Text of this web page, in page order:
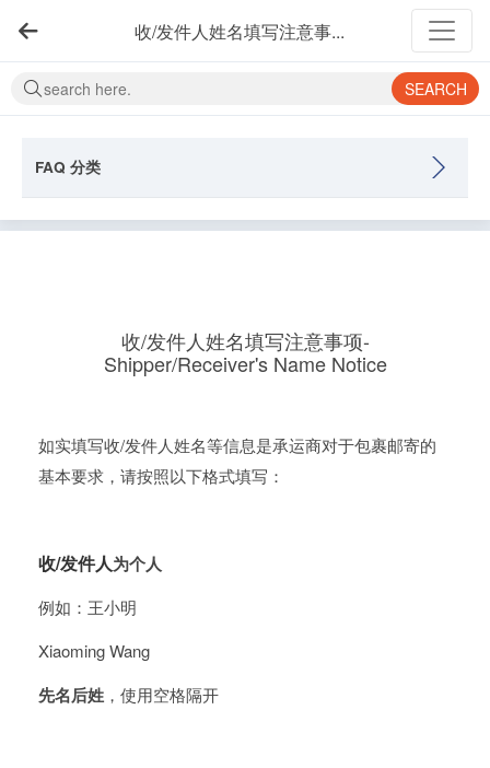
收/发件人姓名填写注意事...
SEARCH
FAQ 分类
收/发件人姓名填写注意事项-
Shipper/Receiver's Name Notice
如实填写收/发件人姓名等信息是承运商对于包裹邮寄的
基本要求，请按照以下格式填写：
收/发件人为个人
例如：王小明
Xiaoming Wang
先名后姓 ，使用空格隔开